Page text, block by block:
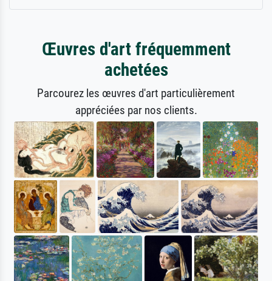
Œuvres d'art fréquemment
achetées
Parcourez les œuvres d'art particulièrement
appréciées par nos clients.